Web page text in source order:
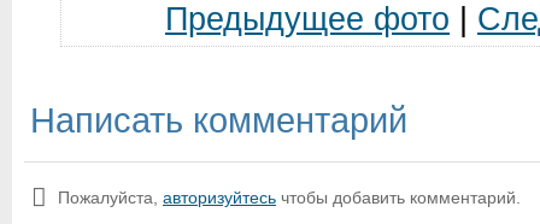
Предыдущее фото
Написать комментарий
Пожалуйста, авторизуйтесь чтобы добавить комментарий.